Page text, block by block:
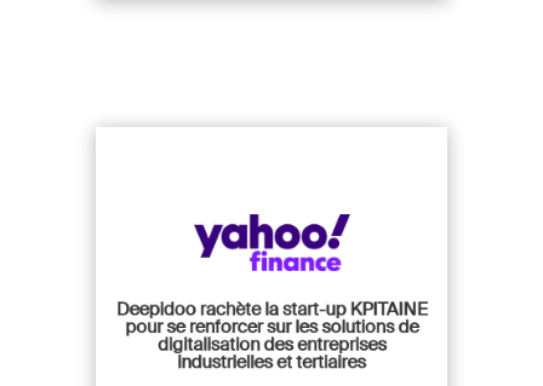
Deepidoo rachète la start-up KPITAINE
pour se renforcer sur les solutions de
digitalisation des entreprises
industrielles et tertiaires